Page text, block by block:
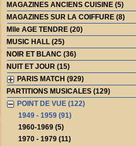
MAGAZINES ANCIENS CUISINE (5)
MAGAZINES SUR LA COIFFURE (8)
Mlle AGE TENDRE (20)
MUSIC HALL (25)
NOIR ET BLANC (36)
NUIT ET JOUR (15)
PARIS MATCH (929)
PARTITIONS MUSICALES (129)
POINT DE VUE (122)
1949 - 1959 (91)
1960-1969 (5)
1970 - 1979 (11)